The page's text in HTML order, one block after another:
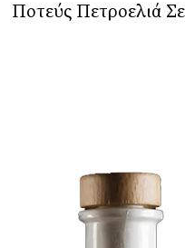
Ποτεύς Πετροελιά